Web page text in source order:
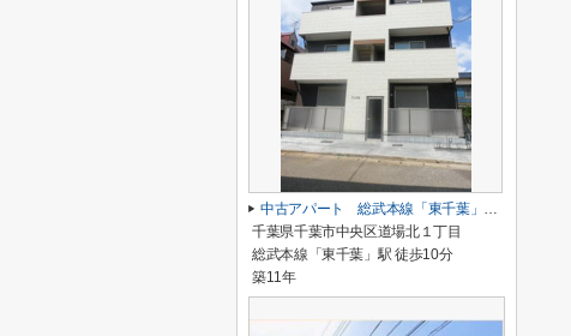
中古アパート 総武本線「東千葉」 徒歩10分 表面6.76％
千葉県千葉市中央区道場北１丁目
総武本線「東千葉」駅 徒歩10分
築11年